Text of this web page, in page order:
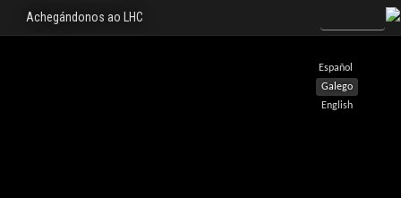
Español
Galego
English
Achegándonos ao LHC